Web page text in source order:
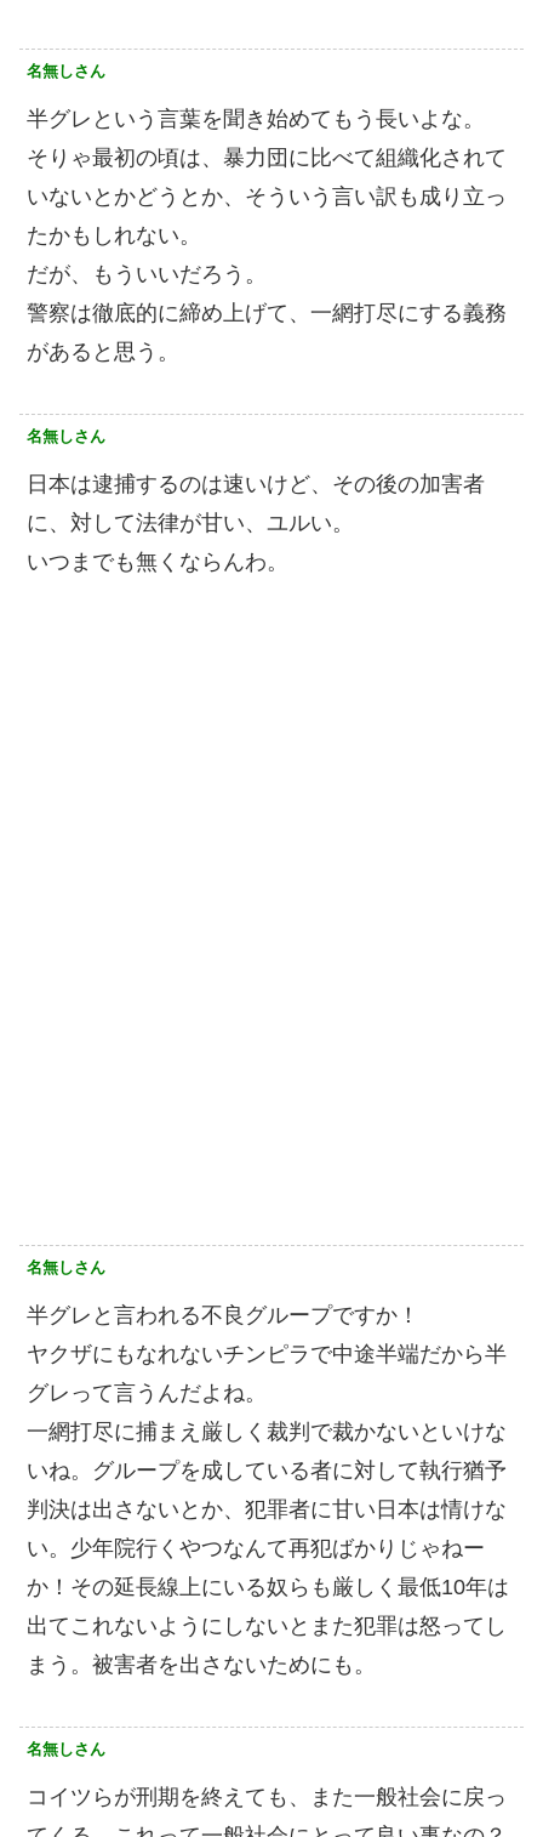
名無しさん
半グレという言葉を聞き始めてもう長いよな。
そりゃ最初の頃は、暴力団に比べて組織化されて
いないとかどうとか、そういう言い訳も成り立っ
たかもしれない。
だが、もういいだろう。
警察は徹底的に締め上げて、一網打尽にする義務
があると思う。
名無しさん
日本は逮捕するのは速いけど、その後の加害者
に、対して法律が甘い、ユルい。
いつまでも無くならんわ。
名無しさん
半グレと言われる不良グループですか！
ヤクザにもなれないチンピラで中途半端だから半
グレって言うんだよね。
一網打尽に捕まえ厳しく裁判で裁かないといけな
いね。グループを成している者に対して執行猶予
判決は出さないとか、犯罪者に甘い日本は情けな
い。少年院行くやつなんて再犯ばかりじゃねー
か！その延長線上にいる奴らも厳しく最低10年は
出てこれないようにしないとまた犯罪は怒ってし
まう。被害者を出さないためにも。
名無しさん
コイツらが刑期を終えても、また一般社会に戻っ